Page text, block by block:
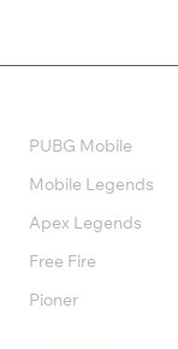
PUBG Mobile
Mobile Legends
Apex Legends
Free Fire
Pioner